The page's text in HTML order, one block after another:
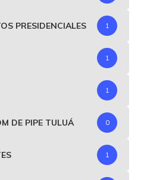
PRESIDENCIALES 1
1
1
DE PIPE TULUÁ 0
1